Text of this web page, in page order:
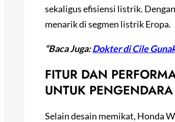
sekaligus efisiensi listrik.
menarik di segmen listrik Eropa.
“Baca Juga:Dokter di Cile
FITUR DAN
UNTUK
Selain desain memikat, Honda